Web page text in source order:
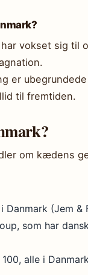
vokset sig til
er
til fremtiden.
om kædens
Danmark (Jem &
som har
alle i